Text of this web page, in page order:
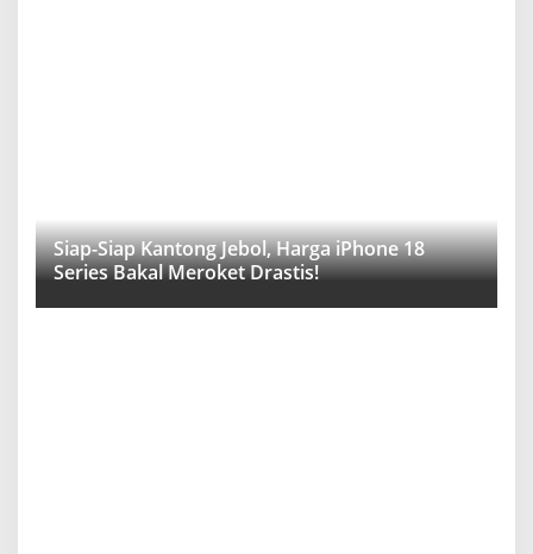
Siap-Siap Kantong Jebol, Harga iPhone 18
Series Bakal Meroket Drastis!